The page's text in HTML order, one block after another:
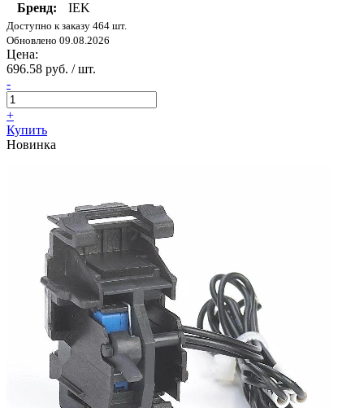
Бренд:
IEK
Доступно к заказу 464 шт.
Обновлено 09.08.2026
Цена:
696.58 руб. / шт.
-
+
Купить
Новинка